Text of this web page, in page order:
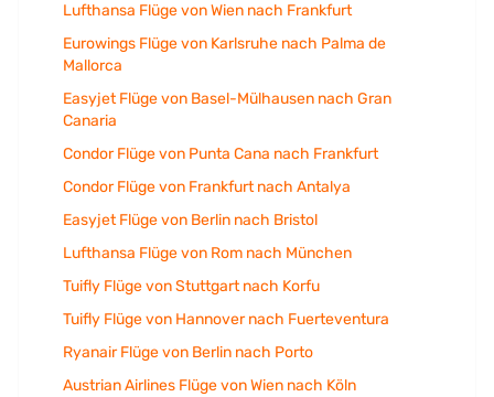
Lufthansa Flüge von Wien nach Frankfurt
Eurowings Flüge von Karlsruhe nach Palma de
Mallorca
Easyjet Flüge von Basel-Mülhausen nach Gran
Canaria
Condor Flüge von Punta Cana nach Frankfurt
Condor Flüge von Frankfurt nach Antalya
Easyjet Flüge von Berlin nach Bristol
Lufthansa Flüge von Rom nach München
Tuifly Flüge von Stuttgart nach Korfu
Tuifly Flüge von Hannover nach Fuerteventura
Ryanair Flüge von Berlin nach Porto
Austrian Airlines Flüge von Wien nach Köln